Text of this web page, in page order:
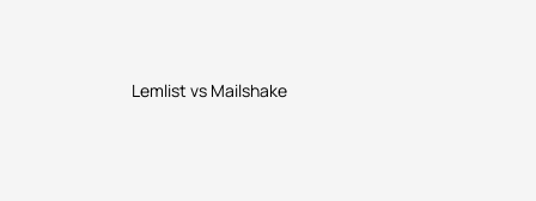
Lemlist vs Mailshake